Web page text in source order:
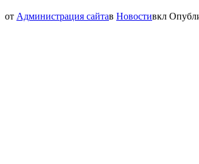
от Администрация сайтав Новостивкл